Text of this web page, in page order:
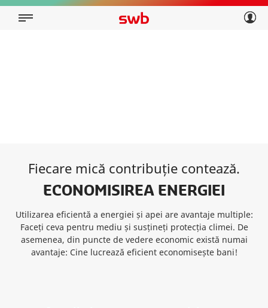
Privatkunden
Fiecare mică contribuție contează.
ECONOMISIREA ENERGIEI
Utilizarea eficientă a energiei și apei are avantaje multiple:
Faceți ceva pentru mediu și susțineți protecția climei. De
asemenea, din puncte de vedere economic există numai
avantaje: Cine lucrează eficient economisește bani!